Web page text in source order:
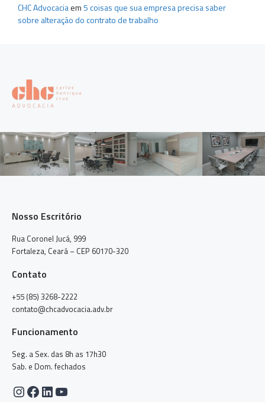
CHC Advocaciaem5 coisas que sua empresa precisa saber
sobre alteração do contrato de trabalho
Nosso Escritório
Rua Coronel Jucá, 999
Fortaleza, Ceará – CEP 60170-320
Contato
+55 (85) 3268-2222
contato@chcadvocacia.adv.br
Funcionamento
Seg. a Sex. das 8h as 17h30
Sab. e Dom. fechados
Instagram
Facebook
LinkedIn
Youtube